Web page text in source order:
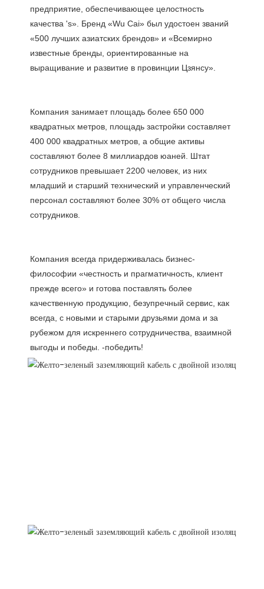
предприятие, обеспечивающее целостность
качества 's». Бренд «Wu Cai» был удостоен званий
«500 лучших азиатских брендов» и «Всемирно
известные бренды, ориентированные на
Компания занимает площадь более 650 000
квадратных метров, площадь застройки составляет
400 000 квадратных метров, а общие активы
составляют более 8 миллиардов юаней. Штат
сотрудников превышает 2200 человек, из них
младший и старший технический и управленческий
персонал составляют более 30% от общего числа
Компания всегда придерживалась бизнес-
философии «честность и прагматичность, клиент
прежде всего» и готова поставлять более
качественную продукцию, безупречный сервис, как
всегда, с новыми и старыми друзьями дома и за
рубежом для искреннего сотрудничества, взаимной